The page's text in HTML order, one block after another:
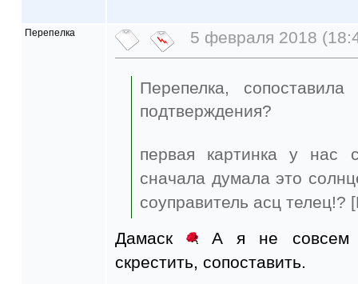
Перепелка 5 февраля 2018
Перепелка,
подтверждения?
первая картинка у нас
сначала думала это
соуправитель асц телец!?
Дамаск
А я не совсем
скрестить, сопоставить.